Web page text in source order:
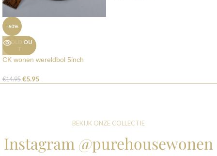
-60%
SOLD OU
T
CK wonen wereldbol 5inch
€14.95 €5.95
BEKIJK ONZE COLLECTIE
Instagram @purehousewonen